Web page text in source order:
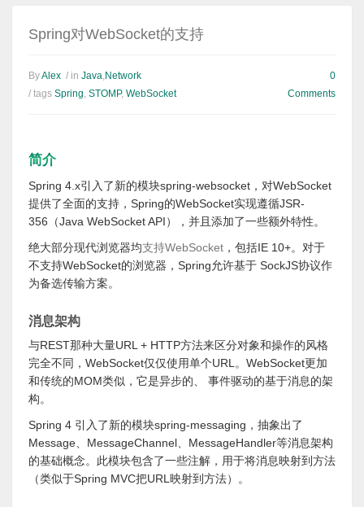
Spring对WebSocket的支持
ByAlex / in Java,Network
/ tags Spring, STOMP, WebSocket
0
Comments
简介
Spring 4.x引入了新的模块spring-websocket，对WebSocket
提供了全面的支持，Spring的WebSocket实现遵循JSR-
356（Java WebSocket API），并且添加了一些额外特性。
绝大部分现代浏览器均支持WebSocket ，包括IE 10+。对于
不支持WebSocket的浏览器，Spring允许基于 SockJS协议作
为备选传输方案。
消息架构
与REST那种大量URL + HTTP方法来区分对象和操作的风格
完全不同，WebSocket仅仅使用单个URL。WebSocket更加
和传统的MOM类似，它是异步的、 事件驱动的基于消息的架
构。
Spring 4 引入了新的模块spring-messaging，抽象出了
Message、MessageChannel、MessageHandler等消息架构
的基础概念。此模块包含了一些注解，用于将消息映射到方法
（类似于Spring MVC把URL映射到方法）。